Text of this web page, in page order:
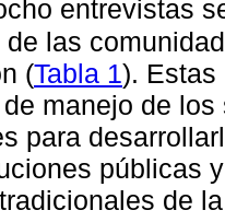
entrevistas
de las
(Tabla 1). Estas
manejo de
para
públicas
de